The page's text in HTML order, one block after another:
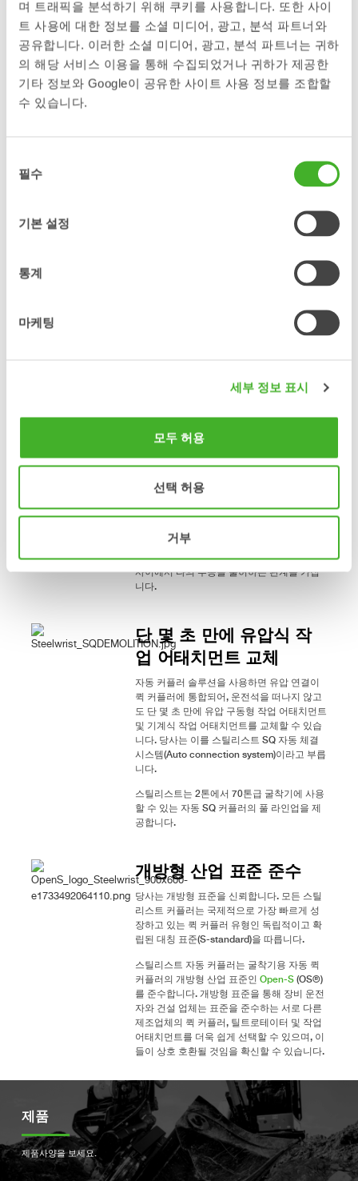
며 트래픽을 분석하기 위해 쿠키를 사용합니다. 또한 사이
트 사용에 대한 정보를 소셜 미디어, 광고, 분석 파트너와
공유합니다. 이러한 소셜 미디어, 광고, 분석 파트너는 귀하
의 해당 서비스 이용을 통해 수집되었거나 귀하가 제공한
기타 정보와 Google이 공유한 사이트 사용 정보를 조합할
수 있습니다.
필수
기본 설정
통계
마케팅
세부 정보 표시
모두 허용
선택 허용
거부
어태치먼트로 교체할 때는 여전히 운전석 밖으로 나가 유압 호스
를 직접 연결해야 합니다. 마지막으로 가장 기본적인 기계식 커
플러는 작업 어태치먼트를 교체할 때 운전석에서 내려 수동으로
잠금을 해제해야 합니다.
커플러 표준은 커플러와 작업 어태치먼트 사이의 인터페이스를
정의합니다. 당사의 모든 커플러는 기계적, 유압적 인터페이스뿐
만 아니라 전기적 인터페이스에 대해서도 Open-S (OS®) 대칭형
리스트는 버켓이나 작업 어태치먼트의 낙하
위험을 최소화하기 위해 굴착기용 퀵 커플러
스틸리스트 머신 커플러와 틸트로테이터 커플
Front Pin Hook이 장착되어 있으며, 이는 장
비의 크기나 신구형 여부에 상관없이 모든 유
컴팩트한 주강 구조
강철 주조(Steel casting)는 당사 디자인 철학
체를 강철 주조로 제작하는 유일한 제조업체
사용을 통해 매우 컴팩트하고 견고한 커플러
를 만듭니다. 고인장 주강 제품은 강도와 중량
사이에서 타의 추종을 불허하는 관계를 가집
니다.
단 몇 초 만에 유압식 작
업 어태치먼트 교체
자동 커플러 솔루션을 사용하면 유압 연결이
퀵 커플러에 통합되어, 운전석을 떠나지 않고
도 단 몇 초 만에 유압 구동형 작업 어태치먼트
및 기계식 작업 어태치먼트를 교체할 수 있습
니다. 당사는 이를 스틸리스트 SQ 자동 체결
시스템(Auto connection system)이라고 부릅
니다.
스틸리스트는 2톤에서 70톤급 굴착기에 사용
할 수 있는 자동 SQ 커플러의 풀 라인업을 제
공합니다.
개방형 산업 표준 준수
당사는 개방형 표준을 신뢰합니다. 모든 스틸
리스트 커플러는 국제적으로 가장 빠르게 성
장하고 있는 퀵 커플러 유형인 독립적이고 확
립된 대칭 표준(S-standard)을 따릅니다.
스틸리스트 자동 커플러는 굴착기용 자동 퀵
커플러의 개방형 산업 표준인 Open-S(OS®)
를 준수합니다. 개방형 표준을 통해 장비 운전
자와 건설 업체는 표준을 준수하는 서로 다른
제조업체의 퀵 커플러, 틸트로테이터 및 작업
어태치먼트를 더욱 쉽게 선택할 수 있으며, 이
들이 상호 호환될 것임을 확신할 수 있습니다.
제품
제품사양을 보세요.